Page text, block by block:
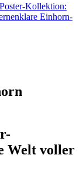
Kollektion:
Einhorn-
Welt voller